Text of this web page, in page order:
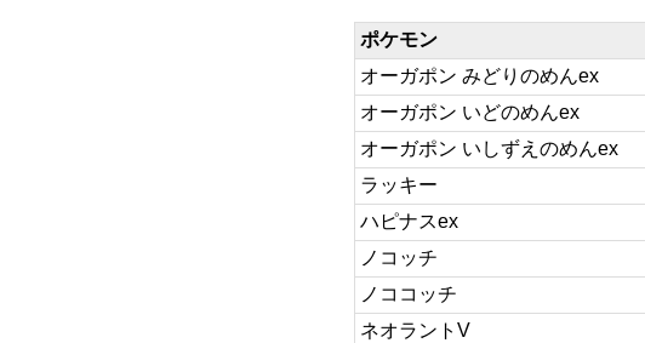
ポケモン
オーガポン みどりのめんex
オーガポン いどのめんex
オーガポン いしずえのめんex
ラッキー
ハピナスex
ノコッチ
ノココッチ
ネオラントV